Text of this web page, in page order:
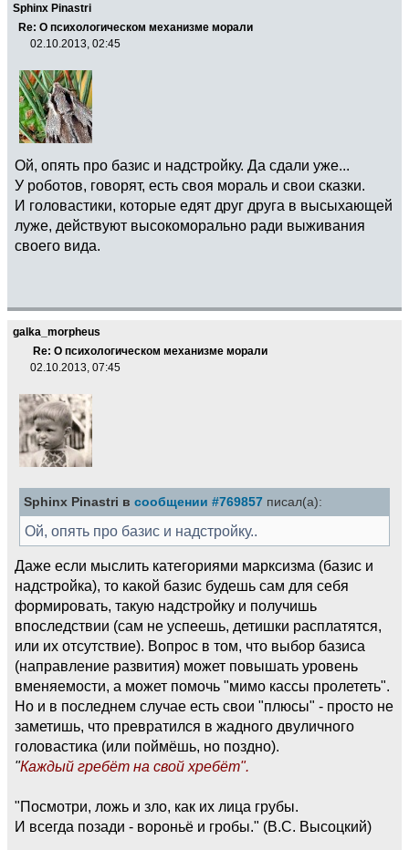
Sphinx Pinastri
Re: О психологическом механизме морали
02.10.2013, 02:45
Ой, опять про базис и надстройку. Да сдали уже...
У роботов, говорят, есть своя мораль и свои сказки.
И головастики, которые едят друг друга в высыхающей
луже, действуют высокоморально ради выживания
своего вида.
galka_morpheus
Re: О психологическом механизме морали
02.10.2013, 07:45
Sphinx Pinastri в сообщении #769857 писал(а):
Ой, опять про базис и надстройку..
Даже если мыслить категориями марксизма (базис и
надстройка), то какой базис будешь сам для себя
формировать, такую надстройку и получишь
впоследствии (сам не успеешь, детишки расплатятся,
или их отсутствие). Вопрос в том, что выбор базиса
(направление развития) может повышать уровень
вменяемости, а может помочь "мимо кассы пролететь".
Но и в последнем случае есть свои "плюсы" - просто не
заметишь, что превратился в жадного двуличного
головастика (или поймёшь, но поздно).
"Каждый гребёт на свой хребёт".
"Посмотри, ложь и зло, как их лица грубы.
И всегда позади - вороньё и гробы." (В.С. Высоцкий)